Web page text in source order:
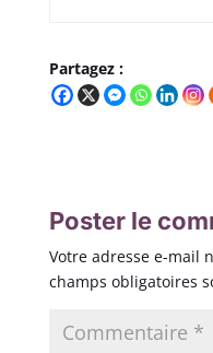
Partagez :
Poster le
Votre adresse e-mail
champs obligatoires